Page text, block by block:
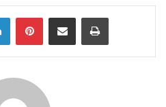
LinkedInPinterestShare via Email Print